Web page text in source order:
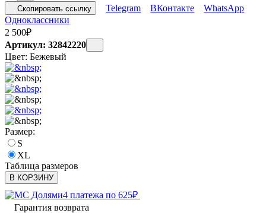
Скопировать ссылку Telegram ВКонтакте
WhatsApp
Одноклассники
2 500₽
Артикул: 32842220
Цвет: Бежевый
Размер:
S
XL
Таблица размеров
В КОРЗИНУ
4 платежа по 625₽
Гарантия возврата